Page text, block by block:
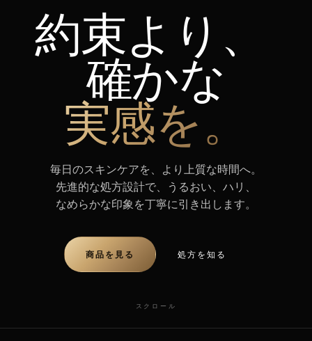
約束より、
確かな
実感を。
毎日のスキンケアを、より上質な時間へ。
先進的な処方設計で、うるおい、ハリ、
なめらかな印象を丁寧に引き出します。
商品を見る 処方を知る
スクロール
確かな実感を、証拠で。